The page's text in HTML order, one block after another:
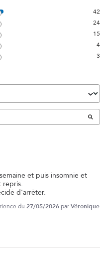
42
24
15
4
3
et puis insomnie et
repris.
d'arrêter.
du 27/05/2026 parVéronique